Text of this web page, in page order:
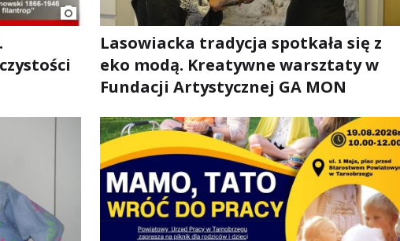
Lasowiacka tradycja spotkała się z
eko modą. Kreatywne warsztaty w
Fundacji Artystycznej GA MON